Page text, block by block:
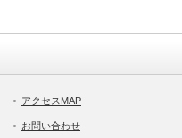
アクセスMAP
お問い合わせ